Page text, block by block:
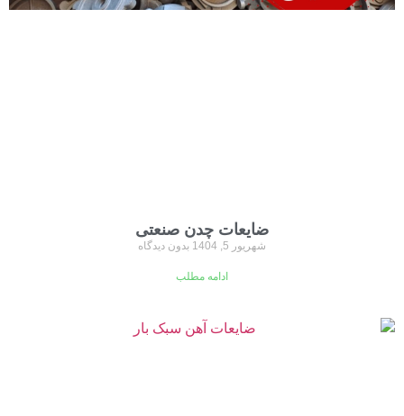
ضایعات چدن صنعتی
شهریور 5, 1404 بدون دیدگاه
ادامه مطلب